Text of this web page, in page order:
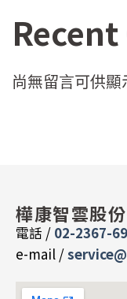
尚無留言可供顯
樺康智雲股
電話 / 02-2367-
e-mail /